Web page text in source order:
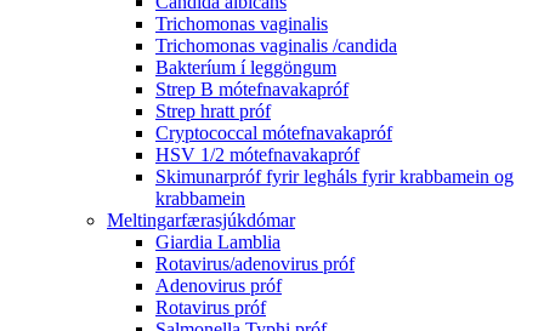
Trichomonas vaginalis
Trichomonas vaginalis /candida
Bakteríum í leggöngum
Strep B mótefnavakapróf
Strep hratt próf
Cryptococcal mótefnavakapróf
HSV 1/2 mótefnavakapróf
Skimunarpróf fyrir legháls fyrir krabbamein og
krabbamein
Meltingarfærasjúkdómar
Giardia Lamblia
Rotavirus/adenovirus próf
Adenovirus próf
Rotavirus próf